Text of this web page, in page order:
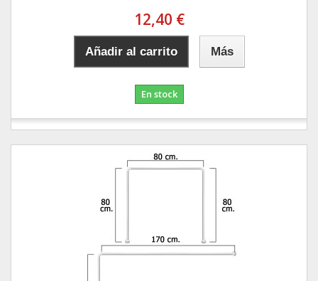
12,40 €
Añadir al carrito Más
En stock